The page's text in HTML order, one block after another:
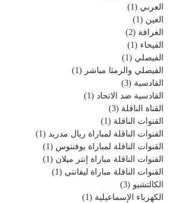
العربي (1)
العين (1)
الغرافة (2)
الفيحاء (1)
الفيصلي (1)
الفيصلي والرمثا مباشر (1)
القادسية (3)
القادسية ضد الاتحاد (1)
القناة الناقلة (3)
القنوات الناقلة (1)
القنوات الناقلة لمباراة ريال مدريد (1)
القنوات الناقلة لمباراة يوفنتوس (1)
القنوات الناقلة مباراة إنتر ميلان (1)
القنوات الناقلة مباراة ليفانتي (1)
الكالتشيو (3)
الكهرباء الإسماعيلية (1)